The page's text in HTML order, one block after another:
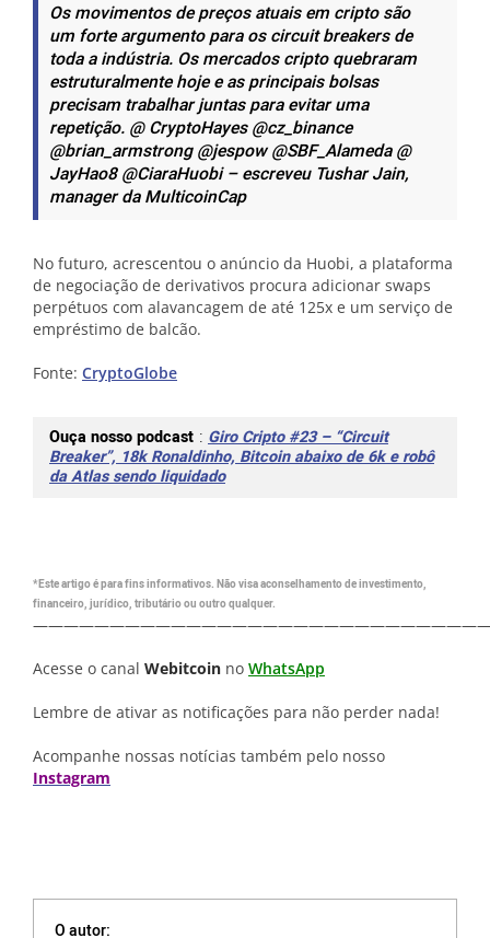
Os movimentos de preços atuais em cripto são
um forte argumento para os circuit breakers de
toda a indústria. Os mercados cripto quebraram
estruturalmente hoje e as principais bolsas
precisam trabalhar juntas para evitar uma
repetição. @ CryptoHayes @cz_binance
@brian_armstrong @jespow @SBF_Alameda @
JayHao8 @CiaraHuobi – escreveu Tushar Jain,
manager da MulticoinCap
No futuro, acrescentou o anúncio da Huobi, a plataforma
de negociação de derivativos procura adicionar swaps
perpétuos com alavancagem de até 125x e um serviço de
empréstimo de balcão.
Fonte: CryptoGlobe
Ouça nosso podcast : Giro Cripto #23 – “Circuit
Breaker”, 18k Ronaldinho, Bitcoin abaixo de 6k e robô
da Atlas sendo liquidado
*Este artigo é para fins informativos. Não visa aconselhamento de investimento,
financeiro, jurídico, tributário ou outro qualquer.
Acesse o canal Webitcoin no WhatsApp
Lembre de ativar as notificações para não perder nada!
Acompanhe nossas notícias também pelo nosso
Instagram
O autor: